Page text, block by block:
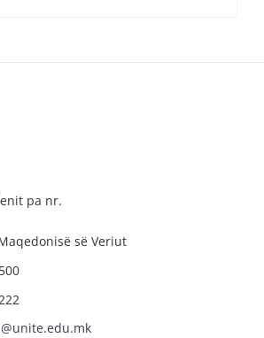
pa nr.
së Veriut